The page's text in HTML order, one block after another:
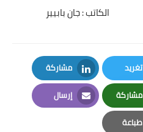
الكاتب : جان بابيير
تغريد
Twitter
مشاركة
LinkedIn
مشاركة
Whatsapp
إرسال
Email
طباعة